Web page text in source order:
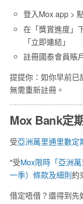
登入Mox app >
在「獎賞進度」
「立即連結」
註冊國泰會員賬
提提你：如你早前已
無需重新註冊。
Mox Bank定
受亞洲萬里通里數定
*受Mox限時「亞洲
一季）條款及細則約
借定唔借？還得到先